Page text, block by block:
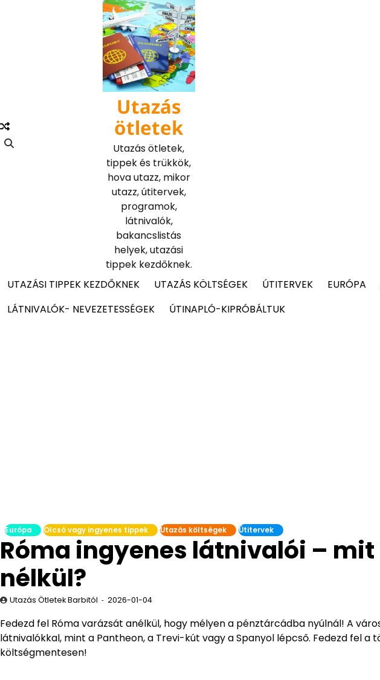
Utazás
ötletek
Utazás ötletek,
tippek és trükkök,
hova utazz, mikor
utazz, útitervek,
programok,
látnivalók,
bakancslistás
helyek, utazási
tippek kezdőknek.
UTAZÁSI TIPPEK KEZDŐKNEK
UTAZÁS KÖLTSÉGEK ÚTITERVEK EURÓPA
LÁTNIVALÓK- NEVEZETESSÉGEK
ÚTINAPLÓ-KIPRÓBÁLTUK
Európa Olcsó vagy ingyenes tippek Utazás költségek Útitervek
Róma ingyenes látnivalói – mit
nélkül?
Utazás Ötletek Barbitól 2026-01-04
Fedezd fel Róma varázsát anélkül, hogy mélyen a pénztárcádba nyúlnál! A
látnivalókkal, mint a Pantheon, a Trevi-kút vagy a Spanyol lépcső. Fedezd fel a
költségmentesen!